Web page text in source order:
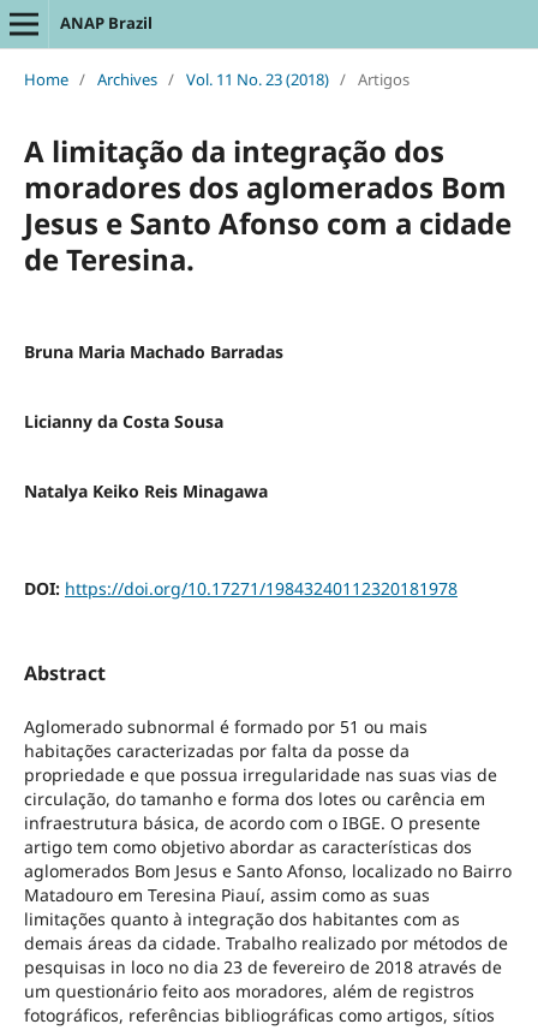
ANAP Brazil
Home / Archives / Vol. 11 No. 23 (2018) / Artigos
A limitação da integração dos
moradores dos aglomerados Bom
Jesus e Santo Afonso com a cidade
de Teresina.
Bruna Maria Machado Barradas
Licianny da Costa Sousa
Natalya Keiko Reis Minagawa
DOI: https://doi.org/10.17271/19843240112320181978
Abstract
Aglomerado subnormal é formado por 51 ou mais
habitações caracterizadas por falta da posse da
propriedade e que possua irregularidade nas suas vias de
circulação, do tamanho e forma dos lotes ou carência em
infraestrutura básica, de acordo com o IBGE. O presente
artigo tem como objetivo abordar as características dos
aglomerados Bom Jesus e Santo Afonso, localizado no Bairro
Matadouro em Teresina Piauí, assim como as suas
limitações quanto à integração dos habitantes com as
demais áreas da cidade. Trabalho realizado por métodos de
pesquisas in loco no dia 23 de fevereiro de 2018 através de
um questionário feito aos moradores, além de registros
fotográficos, referências bibliográficas como artigos, sítios